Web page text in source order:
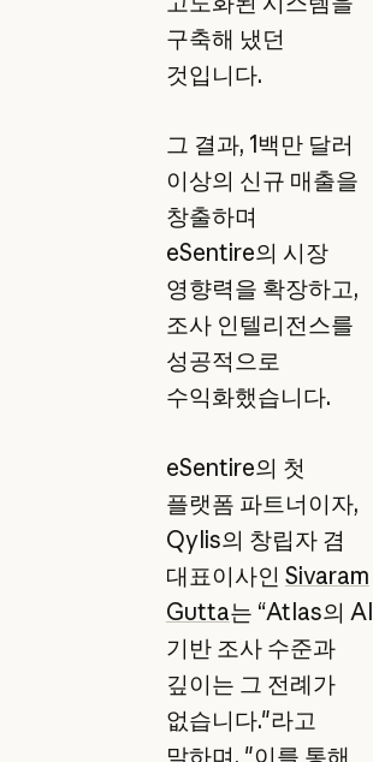
구축해 냈던
것입니다.
그 결과, 1백만 달러
이상의 신규 매출을
창출하며
eSentire의 시장
영향력을 확장하고,
조사 인텔리전스를
성공적으로
수익화했습니다.
eSentire의 첫
플랫폼 파트너이자,
Qylis의 창립자 겸
대표이사인 Sivaram
Gutta는 “Atlas의 AI
기반 조사 수준과
깊이는 그 전례가
없습니다."라고
말하며, "이를 통해